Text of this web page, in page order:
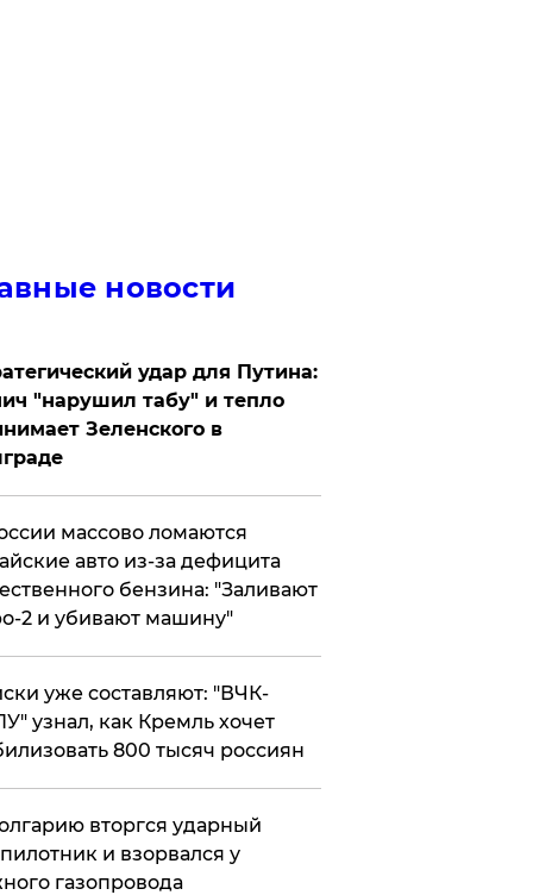
новости
удар для Путина:
"нарушил табу" и тепло
Зеленского в
массово ломаются
авто из-за дефицита
бензина: "Заливают
2 и убивают машину"
уже составляют: "ВЧК-
узнал, как Кремль хочет
800 тысяч россиян
вторгся ударный
и взорвался у
газопровода